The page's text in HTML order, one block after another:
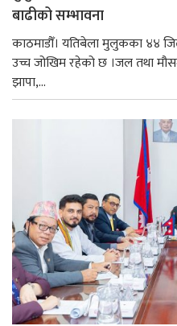
बाढीको सम्भावना
काठमाडौँ। यतिबेला मुलुकका ४४
उच्च जोखिम रहेको छ ।जल तथा
झापा,...